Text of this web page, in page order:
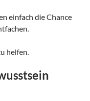
einfach die Chance
helfen.